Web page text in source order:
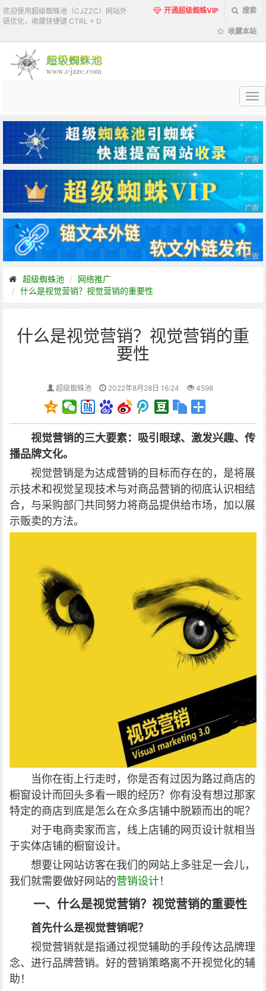
欢迎使用超级蜘蛛池（CJZZC）网站外
链优化，收藏快捷键 CTRL + D
开通超级蜘蛛VIP 搜索
收藏本站
超
蜘
蛛
池
超级蜘蛛池
网络推广
什么是视觉营销？视觉营销的重要性
什么是视觉营销？视觉营销的重
要性
超级蜘蛛池 2022年8月28日 16:24 4598
视觉营销的三大要素：吸引眼球、激发兴趣、传
播品牌文化。
视觉营销是为达成营销的目标而存在的，是将展
示技术和视觉呈现技术与对商品营销的彻底认识相结
合，与采购部门共同努力将商品提供给市场，加以展
示贩卖的方法。
当你在街上行走时，你是否有过因为路过商店的
橱窗设计而回头多看一眼的经历？你有没有想过那家
特定的商店到底是怎么在众多店铺中脱颖而出的呢？
对于电商卖家而言，线上店铺的网页设计就相当
于实体店铺的橱窗设计。
想要让网站访客在我们的网站上多驻足一会儿，
我们就需要做好网站的营销设计！
一、什么是视觉营销？视觉营销的重要性
首先什么是视觉营销呢？
视觉营销就是指通过视觉辅助的手段传达品牌理
念、进行品牌营销。好的营销策略离不开视觉化的辅
助！